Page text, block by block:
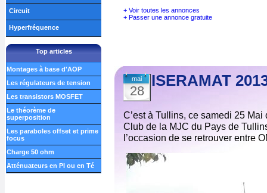
+ Voir toutes les annonces
+ Passer une annonce gratuite
mai
28
ISERAMAT
C’est à Tullins, ce samedi 25
Club de la MJC du Pays de
l’occasion de se retrouver entre
Circuit
Hyperfréquence
Top articles
Montages à base d'AOP
Les régulateurs de tension
Les transistors MOSFET
Le théorème de
superposition
Les paraboles offset et prime
focus
Charge 50 ohm
Atténuateurs en PI ou en Té